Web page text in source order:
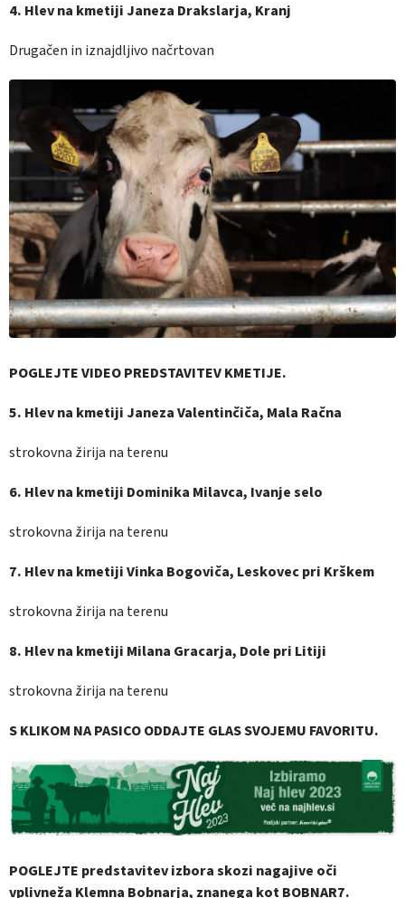
4. Hlev na kmetiji Janeza Drakslarja, Kranj
Drugačen in iznajdljivo načrtovan
POGLEJTE VIDEO PREDSTAVITEV KMETIJE.
5. Hlev na kmetiji Janeza Valentinčiča, Mala Račna
strokovna žirija na terenu
6. Hlev na kmetiji Dominika Milavca, Ivanje selo
strokovna žirija na terenu
7. Hlev na kmetiji Vinka Bogoviča, Leskovec pri Krškem
strokovna žirija na terenu
8. Hlev na kmetiji Milana Gracarja, Dole pri Litiji
strokovna žirija na terenu
S KLIKOM NA PASICO ODDAJTE GLAS SVOJEMU FAVORITU.
POGLEJTE predstavitev izbora skozi nagajive oči
vplivneža Klemna Bobnarja, znanega kot BOBNAR7.